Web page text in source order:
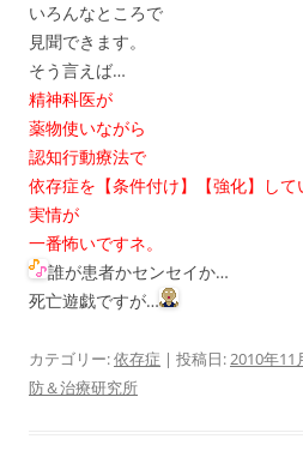
いろんなところで
見聞できます。
そう言えば…
精神科医が
薬物使いながら
認知行動療法で
依存症を【条件付け】【強化】して
実情が
一番怖いですネ。
誰が患者かセンセイか…
死亡遊戯ですが…
カテゴリー:依存症 | 投稿日:2010年11
防＆治療研究所